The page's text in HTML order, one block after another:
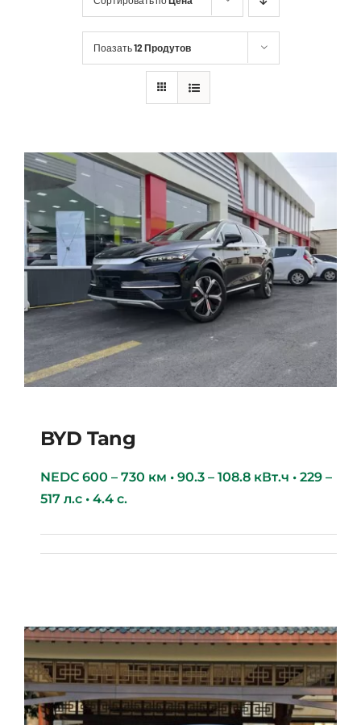
Поазать12 Продутов
BYD Tang
NEDC 600 – 730 км • 90.3 – 108.8 кВт.ч • 229 –
517 л.с • 4.4 с.